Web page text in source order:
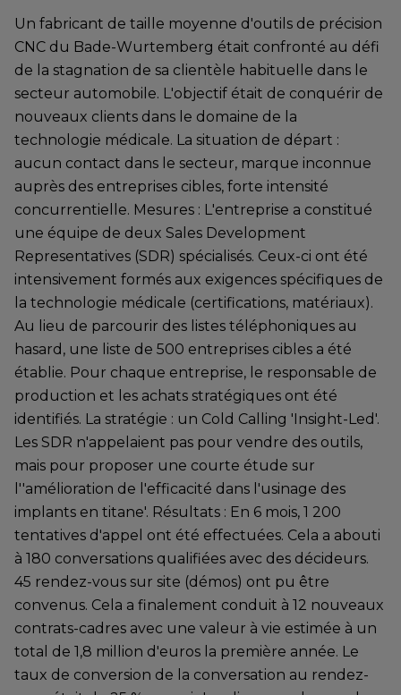
Un fabricant de taille moyenne d'outils de précision
CNC du Bade-Wurtemberg était confronté au défi
de la stagnation de sa clientèle habituelle dans le
secteur automobile. L'objectif était de conquérir de
nouveaux clients dans le domaine de la
technologie médicale. La situation de départ :
aucun contact dans le secteur, marque inconnue
auprès des entreprises cibles, forte intensité
concurrentielle. Mesures : L'entreprise a constitué
une équipe de deux Sales Development
Representatives (SDR) spécialisés. Ceux-ci ont été
intensivement formés aux exigences spécifiques de
la technologie médicale (certifications, matériaux).
Au lieu de parcourir des listes téléphoniques au
hasard, une liste de 500 entreprises cibles a été
établie. Pour chaque entreprise, le responsable de
production et les achats stratégiques ont été
identifiés. La stratégie : un Cold Calling 'Insight-Led'.
Les SDR n'appelaient pas pour vendre des outils,
mais pour proposer une courte étude sur
l''amélioration de l'efficacité dans l'usinage des
implants en titane'. Résultats : En 6 mois, 1 200
tentatives d'appel ont été effectuées. Cela a abouti
à 180 conversations qualifiées avec des décideurs.
45 rendez-vous sur site (démos) ont pu être
convenus. Cela a finalement conduit à 12 nouveaux
contrats-cadres avec une valeur à vie estimée à un
total de 1,8 million d'euros la première année. Le
taux de conversion de la conversation au rendez-